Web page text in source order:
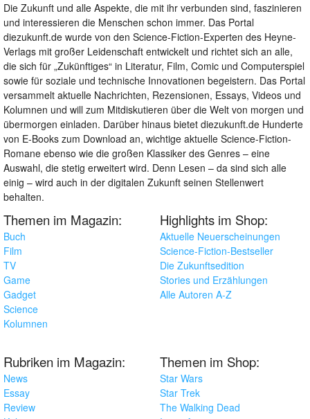
Die Zukunft und alle Aspekte, die mit ihr verbunden sind, faszinieren
und interessieren die Menschen schon immer. Das Portal
diezukunft.de wurde von den Science-Fiction-Experten des Heyne-
Verlags mit großer Leidenschaft entwickelt und richtet sich an alle,
die sich für „Zukünftiges“ in Literatur, Film, Comic und Computerspiel
sowie für soziale und technische Innovationen begeistern. Das Portal
versammelt aktuelle Nachrichten, Rezensionen, Essays, Videos und
Kolumnen und will zum Mitdiskutieren über die Welt von morgen und
übermorgen einladen. Darüber hinaus bietet diezukunft.de Hunderte
von E-Books zum Download an, wichtige aktuelle Science-Fiction-
Romane ebenso wie die großen Klassiker des Genres – eine
Auswahl, die stetig erweitert wird. Denn Lesen – da sind sich alle
einig – wird auch in der digitalen Zukunft seinen Stellenwert
behalten.
Themen im Magazin:
Buch
Film
TV
Game
Gadget
Science
Kolumnen
Highlights im Shop:
Aktuelle Neuerscheinungen
Science-Fiction-Bestseller
Die Zukunftsedition
Stories und Erzählungen
Alle Autoren A-Z
Rubriken im Magazin:
News
Essay
Review
Themen im Shop:
Star Wars
Star Trek
The Walking Dead